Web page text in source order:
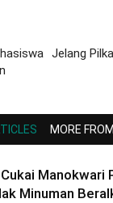
Jelang
MORE
Manokwari
Minuman